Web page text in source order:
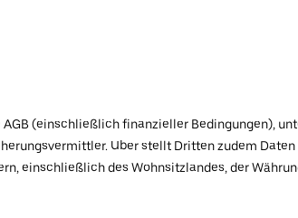
(einschließlich finanzieller Bedingungen),
Uber stellt Dritten zudem Daten
einschließlich des Wohnsitzlandes, der